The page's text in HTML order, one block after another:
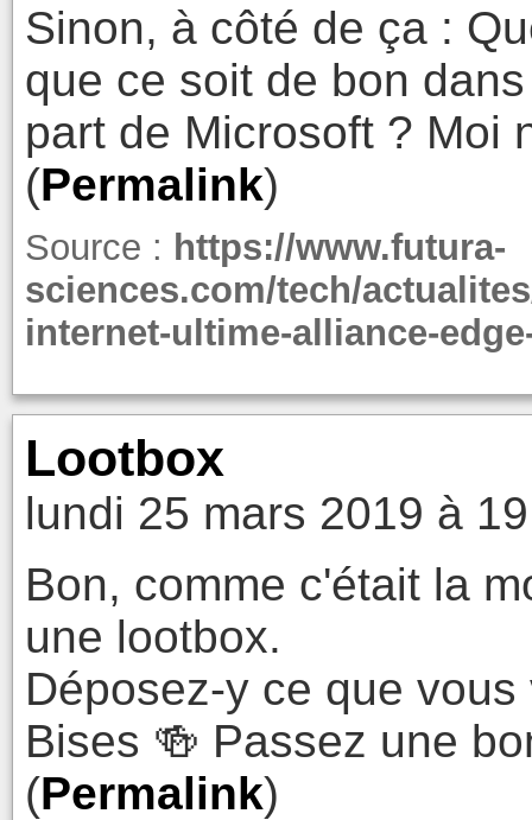
Sinon, à côté de ça :
que ce soit de bon
part de Microsoft ? Moi
(Permalink)
Source : https://www.futura-
sciences.com/tech/
internet-ultime-alliance-
Lootbox
lundi 25 mars 2019 à
Bon, comme c'était la
une lootbox.
Déposez-y ce que
Bises 🍻 Passez une
(Permalink)